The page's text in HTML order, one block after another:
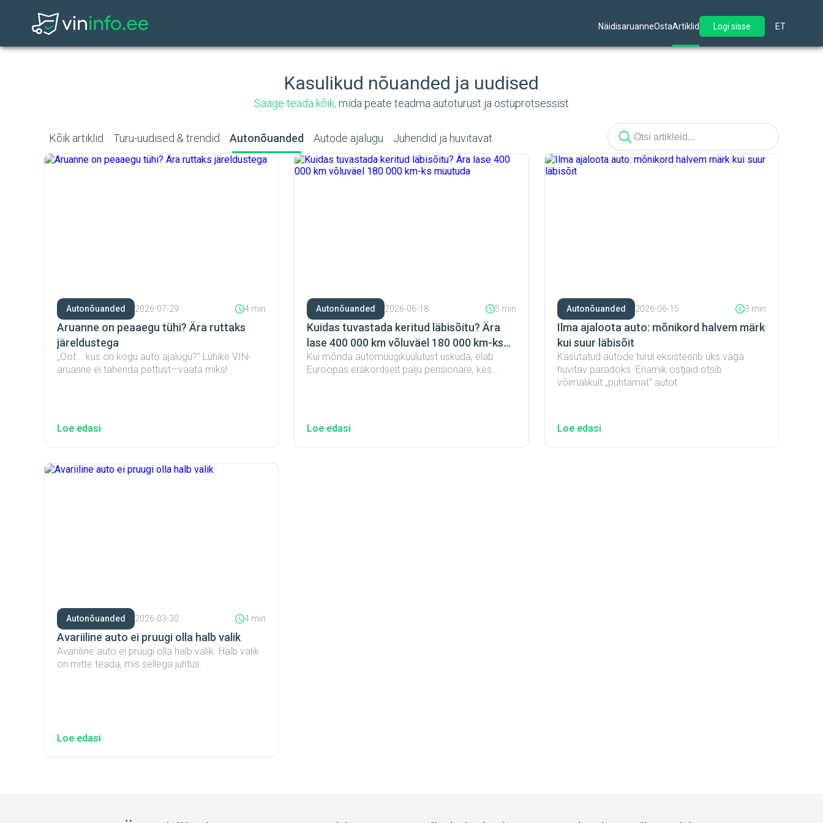
NäidisaruanneOstaArtiklid Logi sisse ET
Kasulikud nõuanded ja uudised
Saage teada kõik, mida peate teadma autoturust ja ostuprotsessist
Kõik artiklid Turu-uudised & trendid Autonõuanded Autode ajalugu Juhendid ja huvitavat
Autonõuanded 2026-07-29 4 min
Aruanne on peaaegu tühi? Ära ruttaks
järeldustega
„Oot... kus on kogu auto ajalugu?“ Lühike VIN-
aruanne ei tähenda pettust—vaata miks!
Loe edasi
Autonõuanded 2026-06-18 5 min
Kuidas tuvastada keritud läbisõitu? Ära
lase 400 000 km võluväel 180 000 km-ks
muutuda
Kui mõnda automüügikuulutust uskuda, elab
Euroopas erakordselt palju pensionäre, kes...
Loe edasi
Autonõuanded 2026-06-15 3 min
Ilma ajaloota auto: mõnikord halvem märk
kui suur läbisõit
Kasutatud autode turul eksisteerib üks väga
huvitav paradoks. Enamik ostjaid otsib
võimalikult „puhtamat“ autot
Loe edasi
Autonõuanded 2026-03-30 4 min
Avariiline auto ei pruugi olla halb valik
Avariiline auto ei pruugi olla halb valik. Halb valik
on mitte teada, mis sellega juhtus.
Loe edasi